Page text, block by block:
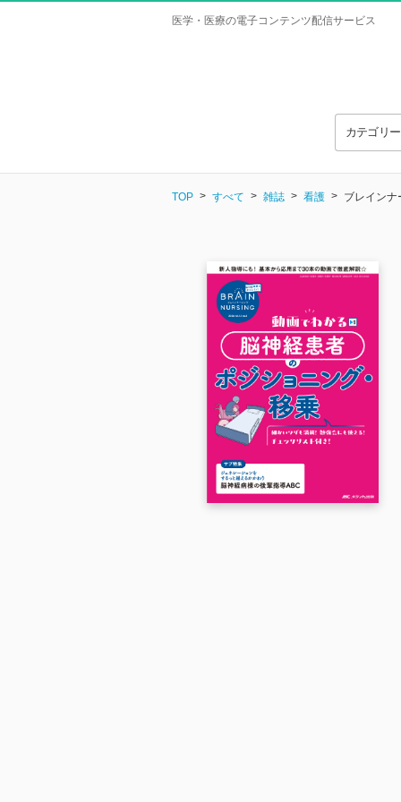
医学・医療の電子コンテンツ配信サービス
カテゴリ
TOP すべて 雑誌 看護 ブレイン